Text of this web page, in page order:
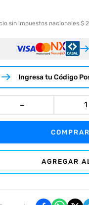
sin impuestos nacionales $
Ingresa tu Código
－
AGREGAR